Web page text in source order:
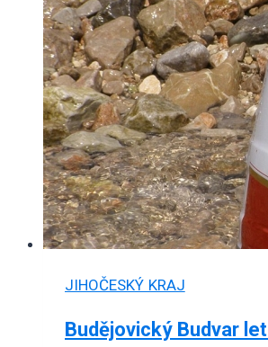
JIHOČESKÝ KRAJ
Budějovický Budvar